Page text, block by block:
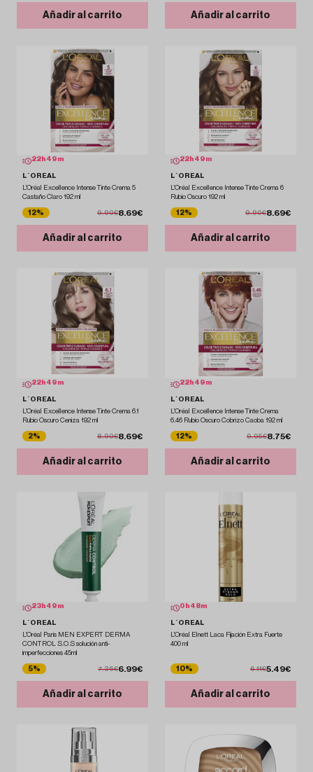
Añadir al carrito Añadir al carrito
22 h 49 m
L´OREAL
L'Oréal Excellence Intense Tinte Crema 5
Castaño Claro 192 ml
12% 9.90€8.69€
Añadir al carrito
22 h 49 m
L´OREAL
L'Oréal Excellence Intense Tinte Crema 6
Rubio Oscuro 192 ml
12% 9.90€8.69€
Añadir al carrito
22 h 49 m
L´OREAL
L'Oréal Excellence Intense Tinte Crema 6.1
Rubio Oscuro Ceniza 192 ml
2% 8.90€8.69€
Añadir al carrito
22 h 49 m
L´OREAL
L'Oréal Excellence Intense Tinte Crema
6.46 Rubio Oscuro Cobrizo Caoba 192 ml
12% 9.95€8.75€
Añadir al carrito
23 h 49 m
L´OREAL
L'Oréal París MEN EXPERT DERMA
CONTROL S.O.S solución anti-
imperfecciones 45ml
5% 7.36€6.99€
Añadir al carrito
0 h 48m
L´OREAL
L'Oréal Elnett Laca Fijación Extra Fuerte
400 ml
10% 6.11€5.49€
Añadir al carrito